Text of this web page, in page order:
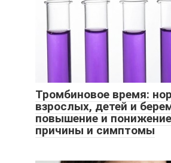
Тромбиновое время:
взрослых, детей и
повышение и
причины и симптомы